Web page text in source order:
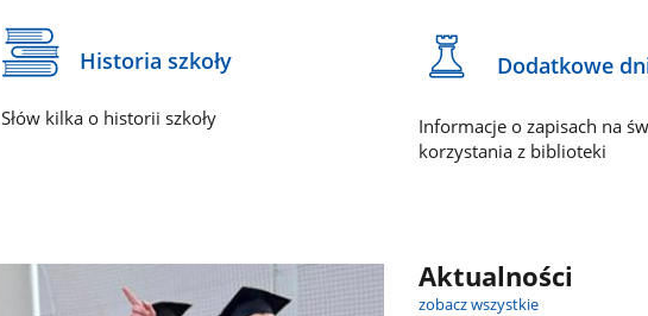
Historia szkoły
Słów kilka o historii szkoły
Dodatkowe
Informacje o zapisach na
korzystania z biblioteki
Aktualności
zobacz wszystkie